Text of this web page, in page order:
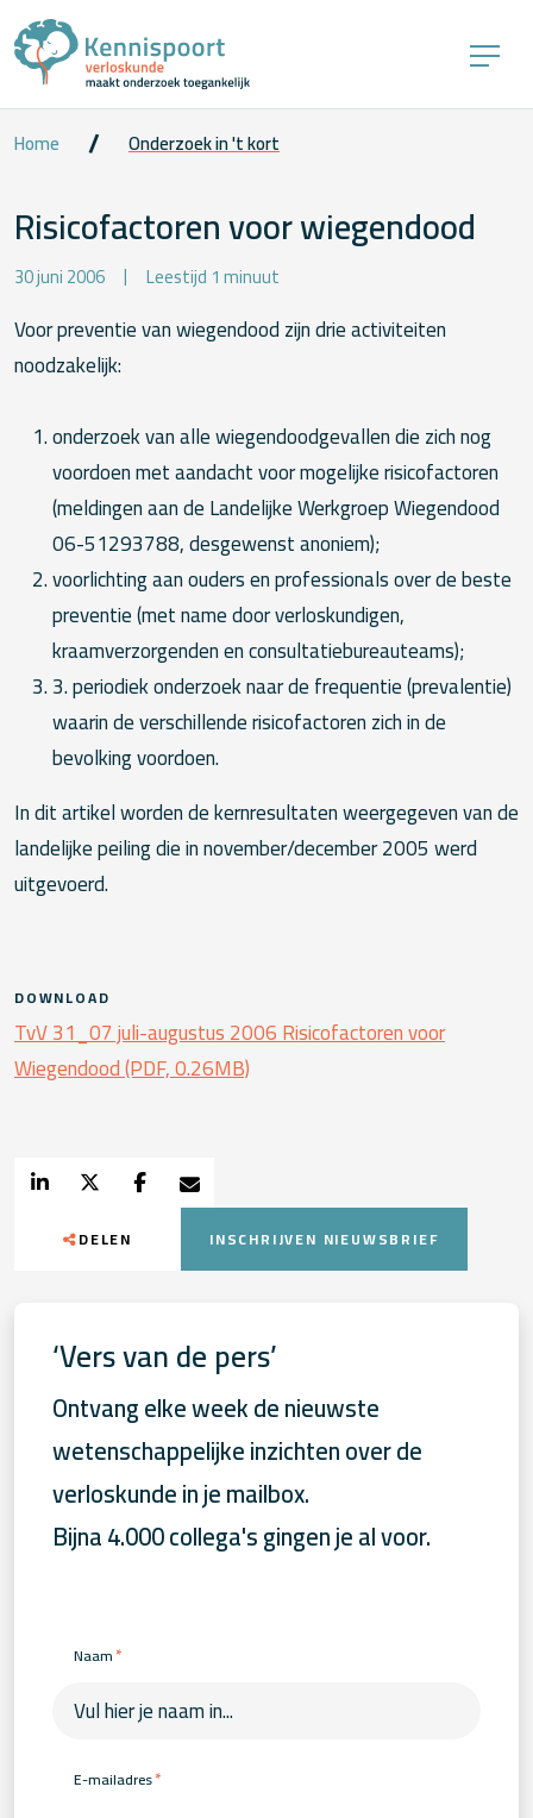
Home Onderzoek in 't kort
Risicofactoren voor wiegendood
30 juni 2006 Leestijd 1 minuut
Voor preventie van wiegendood zijn drie activiteiten
noodzakelijk:
onderzoek van alle wiegendoodgevallen die zich nog
voordoen met aandacht voor mogelijke risicofactoren
(meldingen aan de Landelijke Werkgroep Wiegendood
06-51293788, desgewenst anoniem);
voorlichting aan ouders en professionals over de beste
preventie (met name door verloskundigen,
kraamverzorgenden en consultatiebureauteams);
3. periodiek onderzoek naar de frequentie (prevalentie)
waarin de verschillende risicofactoren zich in de
bevolking voordoen.
In dit artikel worden de kernresultaten weergegeven van de
landelijke peiling die in november/december 2005 werd
uitgevoerd.
DOWNLOAD
TvV 31_07 juli-augustus 2006 Risicofactoren voor
Wiegendood (PDF, 0.26MB)
DELEN INSCHRIJVEN NIEUWSBRIEF
‘Vers van de pers’
Ontvang elke week de nieuwste
wetenschappelijke inzichten over de
verloskunde in je mailbox.
Bijna 4.000 collega's gingen je al voor.
Naam*
E-mailadres*